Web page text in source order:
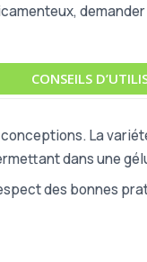
CONSEILS
La
dans une
des bonnes